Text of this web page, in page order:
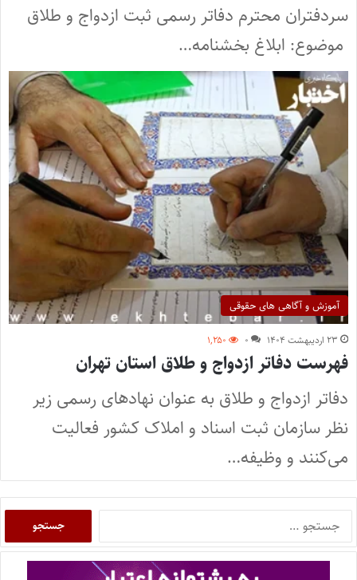
سردفتران محترم دفاتر رسمی ثبت ازدواج و طلاق
موضوع: ابلاغ بخشنامه…
آموزش و آگاهی های حقوقی
۲۳ اردیبهشت ۱۴۰۴ ۰ ۱,۲۵۰
فهرست دفاتر ازدواج و طلاق استان تهران
دفاتر ازدواج و طلاق به عنوان نهادهای رسمی زیر
نظر سازمان ثبت اسناد و املاک کشور فعالیت
می‌کنند و وظیفه…